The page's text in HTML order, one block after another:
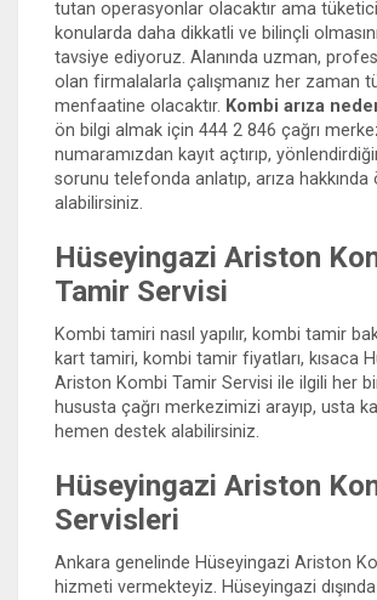
tutan operasyonlar olacaktır ama
konularda daha dikkatli ve bilinçli
tavsiye ediyoruz. Alanında uzman,
olan firmalalarla çalışmanız her zaman
menfaatine olacaktır. Kombi arıza
ön bilgi almak için 444 2 846 çağrı
numaramızdan kayıt açtırıp,
sorunu telefonda anlatıp, arıza hakkında
alabilirsiniz.
Hüseyingazi Ariston
Tamir Servisi
Kombi tamiri nasıl yapılır, kombi tamir
kart tamiri, kombi tamir fiyatları, kısaca
Ariston Kombi Tamir Servisi ile ilgili her
hususta çağrı merkezimizi arayıp, usta
hemen destek alabilirsiniz.
Hüseyingazi Ariston
Servisleri
Ankara genelinde Hüseyingazi Ariston
hizmeti vermekteyiz. Hüseyingazi